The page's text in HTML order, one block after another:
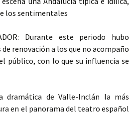
los sentimentales
Durante este periodo hubo
renovación a los que no acompaño
público, con lo que su influencia se
dramática de Valle-Inclán la más
en el panorama del teatro español